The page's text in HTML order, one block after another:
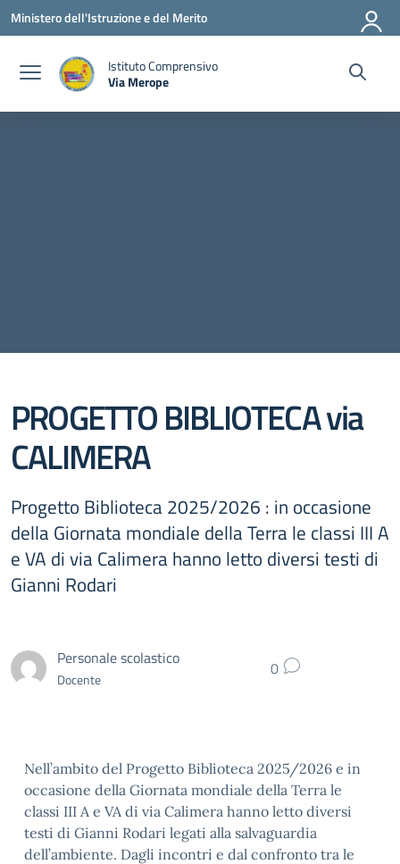
Vai ai contenuti
Vai al menu di navigazione
Vai al footer
Ministero dell'Istruzione e del Merito
Istituto Comprensivo
Via Merope
PROGETTO BIBLIOTECA via
CALIMERA
Progetto Biblioteca 2025/2026 : in occasione
della Giornata mondiale della Terra le classi III A
e VA di via Calimera hanno letto diversi testi di
Gianni Rodari
Personale scolastico
Docente 0
Nell’ambito del Progetto Biblioteca 2025/2026 e in
occasione della Giornata mondiale della Terra le
classi III A e VA di via Calimera hanno letto diversi
testi di Gianni Rodari legati alla salvaguardia
dell’ambiente. Dagli incontri e dal confronto tra le